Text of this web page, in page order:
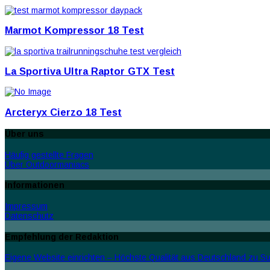
Marmot Kompressor 18 Test
La Sportiva Ultra Raptor GTX Test
Arcteryx Cierzo 18 Test
Über uns
Häufig gestellte Fragen
Über Outdoormaniacs
Informationen
Impressum
Datenschutz
Empfehlung der Redaktion
Eigene Website einrichten – Höchste Qualität aus Deutschland zu